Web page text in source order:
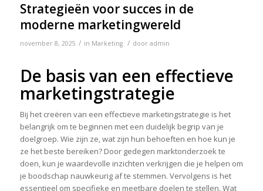
Strategieën voor succes in de
moderne marketingwereld
november 8, 2025 / in Marketing / door admin
De basis van een effectieve
marketingstrategie
Bij het creëren van een effectieve marketingstrategie is het
belangrijk om te beginnen met een duidelijk begrip van je
doelgroep. Wie zijn ze, wat zijn hun behoeften en hoe kun je
ze het beste bereiken? Door gedegen marktonderzoek te
doen, kun je waardevolle inzichten verkrijgen die je helpen om
je boodschap nauwkeurig af te stemmen. Vervolgens is het
essentieel om specifieke en meetbare doelen te stellen. Wat